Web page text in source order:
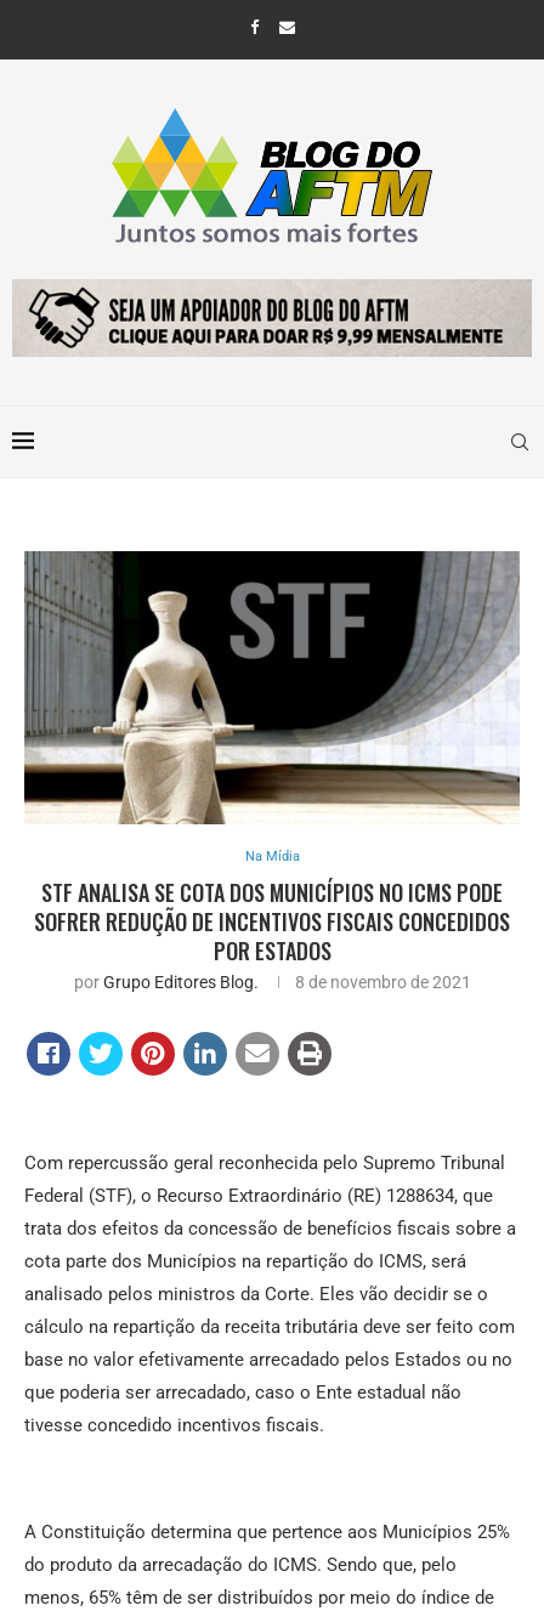
Na Mídia
STF ANALISA SE COTA DOS MUNICÍPIOS NO ICMS PODE
SOFRER REDUÇÃO DE INCENTIVOS FISCAIS CONCEDIDOS
POR ESTADOS
porGrupo Editores Blog. 8 de novembro de 2021
Com repercussão geral reconhecida pelo Supremo Tribunal
Federal (STF), o Recurso Extraordinário (RE) 1288634, que
trata dos efeitos da concessão de benefícios fiscais sobre a
cota parte dos Municípios na repartição do ICMS, será
analisado pelos ministros da Corte. Eles vão decidir se o
cálculo na repartição da receita tributária deve ser feito com
base no valor efetivamente arrecadado pelos Estados ou no
que poderia ser arrecadado, caso o Ente estadual não
tivesse concedido incentivos fiscais.
A Constituição determina que pertence aos Municípios 25%
do produto da arrecadação do ICMS. Sendo que, pelo
menos, 65% têm de ser distribuídos por meio do índice de